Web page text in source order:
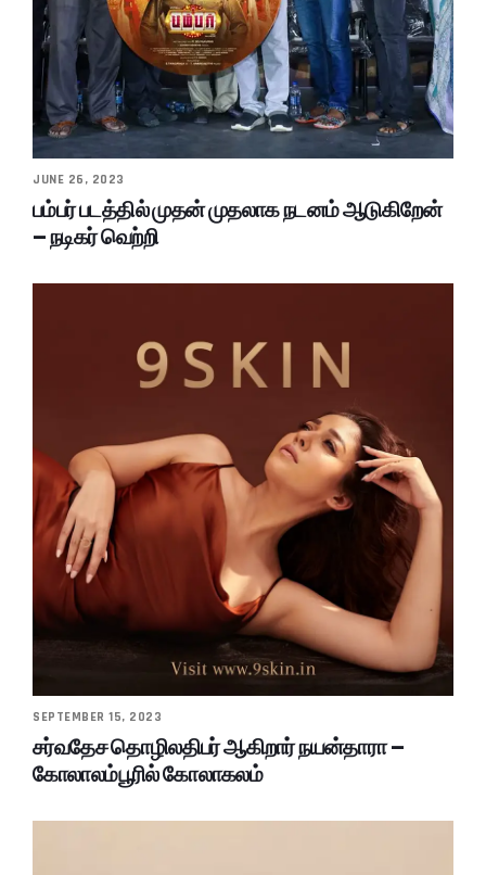
JUNE 26, 2023
பம்பர் படத்தில் முதன் முதலாக நடனம் ஆடுகிறேன்
– நடிகர் வெற்றி
SEPTEMBER 15, 2023
சர்வதேச தொழிலதிபர் ஆகிறார் நயன்தாரா –
கோலாலம்பூரில் கோலாகலம்